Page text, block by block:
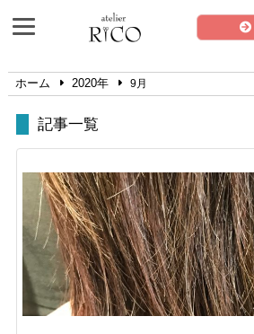
ホーム 2020年 9月
記事一覧